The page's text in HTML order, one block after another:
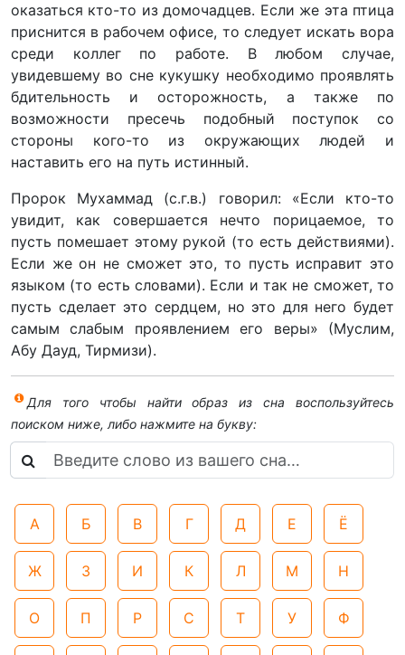
оказаться кто-то из домочадцев. Если же эта птица
приснится в рабочем офисе, то следует искать вора
среди коллег по работе. В любом случае,
увидевшему во сне кукушку необходимо проявлять
бдительность и осторожность, а также по
возможности пресечь подобный поступок со
стороны кого-то из окружающих людей и
наставить его на путь истинный.
Пророк Мухаммад (с.г.в.) говорил: «Если кто-то
увидит, как совершается нечто порицаемое, то
пусть помешает этому рукой (то есть действиями).
Если же он не сможет это, то пусть исправит это
языком (то есть словами). Если и так не сможет, то
пусть сделает это сердцем, но это для него будет
самым слабым проявлением его веры» (Муслим,
Абу Дауд, Тирмизи).
Для того чтобы найти образ из сна воспользуйтесь
поиском ниже, либо нажмите на букву:
А Б В Г Д Е Ё
Ж З И К Л М Н
О П Р С Т У Ф